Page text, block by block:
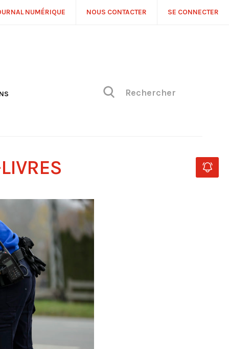
NUMÉRIQUE NOUS CONTACTER SE CONNECTER